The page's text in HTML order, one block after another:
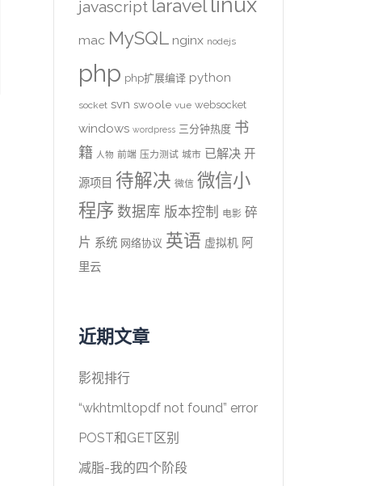
javascript laravel linux
mac MySQL nginx nodejs
php php扩展编译 python
socket svn swoole vue websocket
windows wordpress 三分钟热度 书
籍 人物 前端 压力测试 城市 已解决 开
源项目 待解决 微信 微信小
程序 数据库 版本控制 电影 碎
片 系统 网络协议 英语 虚拟机 阿
里云
近期文章
影视排行
“wkhtmltopdf not found” error
POST和GET区别
减脂-我的四个阶段